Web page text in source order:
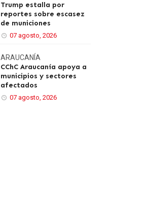
Trump estalla por
reportes sobre escasez
de municiones
07 agosto, 2026
ARAUCANÍA
CChC Araucanía apoya a
municipios y sectores
afectados
07 agosto, 2026